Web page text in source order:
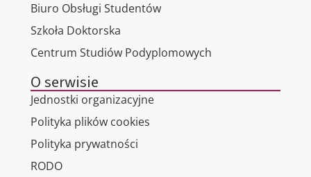
Biuro Obsługi Studentów
Szkoła Doktorska
Centrum Studiów Podyplomowych
O serwisie
Jednostki organizacyjne
Polityka plików cookies
Polityka prywatności
RODO